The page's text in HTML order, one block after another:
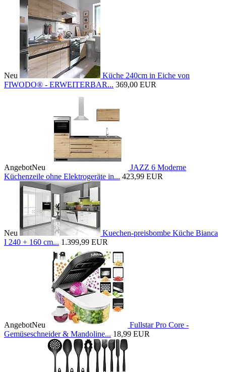
Neu
Küche 240cm in Eiche von
FIWODO® - ERWEITERBAR... 369,00 EUR
AngebotNeu
JAZZ 6 Moderne
Küchenzeile ohne Elektrogeräte in... 423,99 EUR
Neu
Kuechen-preisbombe Küche Bianca
I 240 + 160 cm... 1.399,99 EUR
AngebotNeu
Fullstar Pro Core -
Gemüseschneider & Mandoline... 18,99 EUR